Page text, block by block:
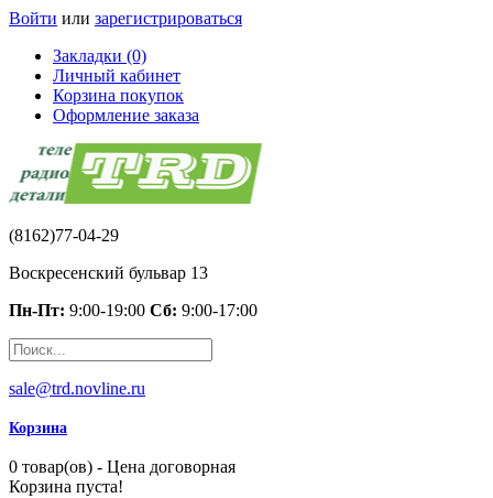
Войти или зарегистрироваться
Закладки (0)
Личный кабинет
Корзина покупок
Оформление заказа
(8162)77-04-29
Воскресенский бульвар 13
Пн-Пт: 9:00-19:00 Сб: 9:00-17:00
sale@trd.novline.ru
Корзина
0 товар(ов) - Цена договорная
Корзина пуста!